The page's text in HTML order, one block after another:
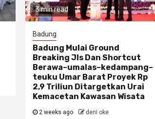
3 min read
Badung
Badung Mulai Ground
Breaking Jls Dan Shortcut
Berawa–umalas–kedampang–
teuku Umar Barat Proyek Rp
2,9 Triliun Ditargetkan Urai
Kemacetan Kawasan Wisata
2 weeks ago deni oke